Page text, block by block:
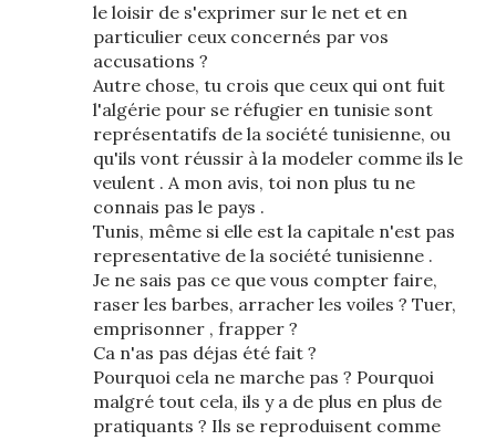
le loisir de s'exprimer sur le net et en
particulier ceux concernés par vos
accusations ?
Autre chose, tu crois que ceux qui ont fuit
l'algérie pour se réfugier en tunisie sont
représentatifs de la société tunisienne, ou
qu'ils vont réussir à la modeler comme ils le
veulent . A mon avis, toi non plus tu ne
connais pas le pays .
Tunis, même si elle est la capitale n'est pas
representative de la société tunisienne .
Je ne sais pas ce que vous compter faire,
raser les barbes, arracher les voiles ? Tuer,
emprisonner , frapper ?
Ca n'as pas déjas été fait ?
Pourquoi cela ne marche pas ? Pourquoi
malgré tout cela, ils y a de plus en plus de
pratiquants ? Ils se reproduisent comme